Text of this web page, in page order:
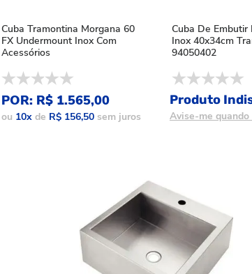
Cuba Tramontina Morgana 60
FX Undermount Inox Com
Acessórios
POR: R$ 1.565,00
ou 10x de R$ 156,50 sem juros
Cuba De Embutir
Inox 40x34cm
94050402
Produto
Avise-me quando